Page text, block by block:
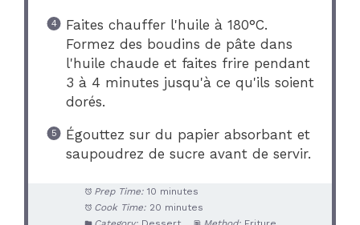
Faites chauffer l'huile à 180°C.
Formez des boudins de pâte dans
l'huile chaude et faites frire pendant
3 à 4 minutes jusqu'à ce qu'ils soient
dorés.
Égouttez sur du papier absorbant et
saupoudrez de sucre avant de servir.
Prep Time: 10 minutes
Cook Time: 20 minutes